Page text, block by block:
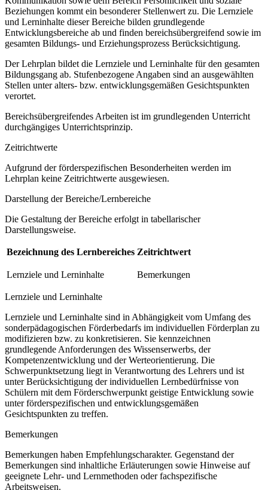
Beziehungen kommt ein besonderer Stellenwert zu. Die Lernziele
und Lerninhalte dieser Bereiche bilden grundlegende
Entwicklungsbereiche ab und finden bereichsübergreifend sowie im
gesamten Bildungs- und Erziehungsprozess Berücksichtigung.
Der Lehrplan bildet die Lernziele und Lerninhalte für den gesamten
Bildungsgang ab. Stufenbezogene Angaben sind an ausgewählten
Stellen unter alters- bzw. entwicklungsgemäßen Gesichtspunkten
verortet.
Bereichsübergreifendes Arbeiten ist im grundlegenden Unterricht
durchgängiges Unterrichtsprinzip.
Zeitrichtwerte
Aufgrund der förderspezifischen Besonderheiten werden im
Lehrplan keine Zeitrichtwerte ausgewiesen.
Darstellung der Bereiche/Lernbereiche
Die Gestaltung der Bereiche erfolgt in tabellarischer
Darstellungsweise.
Bezeichnung des Lernbereiches Zeitrichtwert
Lernziele und Lerninhalte Bemerkungen
Lernziele und Lerninhalte
Lernziele und Lerninhalte sind in Abhängigkeit vom Umfang des
sonderpädagogischen Förderbedarfs im individuellen Förderplan zu
modifizieren bzw. zu konkretisieren. Sie kennzeichnen
grundlegende Anforderungen des Wissenserwerbs, der
Kompetenzentwicklung und der Werteorientierung. Die
Schwerpunktsetzung liegt in Verantwortung des Lehrers und ist
unter Berücksichtigung der individuellen Lernbedürfnisse von
Schülern mit dem Förderschwerpunkt geistige Entwicklung sowie
unter förderspezifischen und entwicklungsgemäßen
Gesichtspunkten zu treffen.
Bemerkungen
Bemerkungen haben Empfehlungscharakter. Gegenstand der
Bemerkungen sind inhaltliche Erläuterungen sowie Hinweise auf
geeignete Lehr- und Lernmethoden oder fachspezifische
Arbeitsweisen.